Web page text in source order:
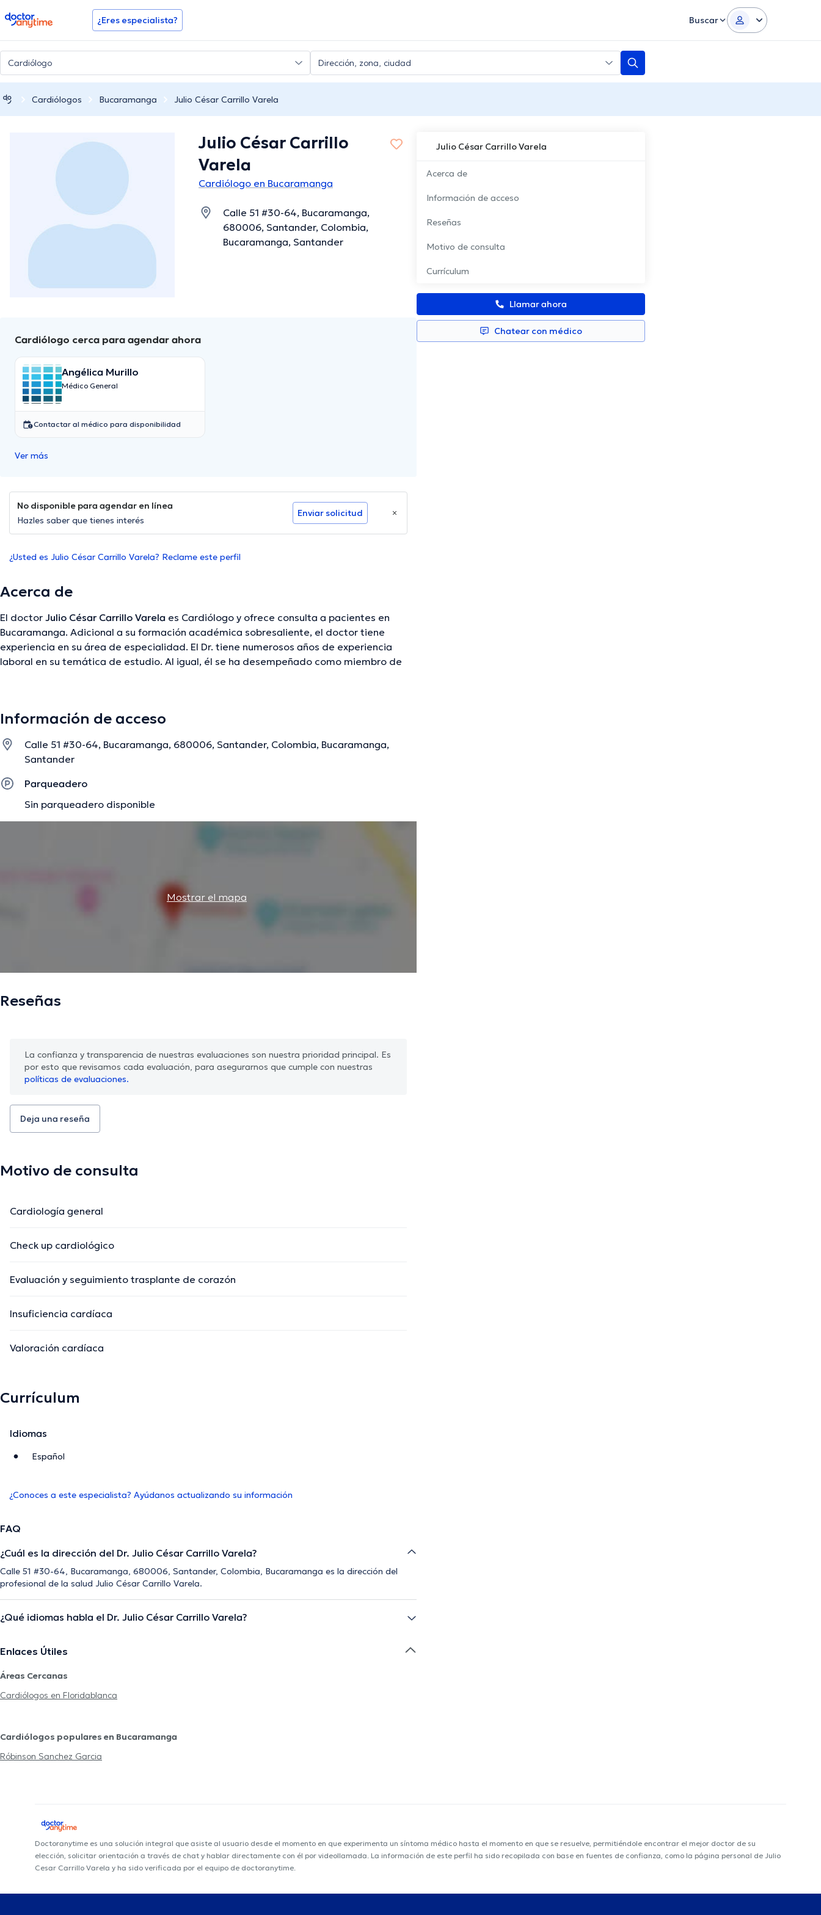
doctoranytime ¿Eres especialista? Buscar
Cardiólogos Bucaramanga Julio César Carrillo Varela
Julio César Carrillo Varela
Acerca de
Información de acceso
Reseñas
Motivo de consulta
Currículum
Llamar ahora
Chatear con médico
Julio César Carrillo
Varela
Cardiólogo en Bucaramanga
Calle 51 #30-64, Bucaramanga,
680006, Santander, Colombia,
Bucaramanga, Santander
Cardiólogo cerca para agendar ahora
Angélica Murillo
Médico General
Contactar al médico para disponibilidad
Ver más
No disponible para agendar en línea
Hazles saber que tienes interés
Enviar solicitud
¿Usted es Julio César Carrillo Varela? Reclame este perfil
Acerca de
El doctor Julio César Carrillo Varela es Cardiólogo y ofrece consulta a pacientes en
Bucaramanga. Adicional a su formación académica sobresaliente, el doctor tiene
experiencia en su área de especialidad. El Dr. tiene numerosos años de experiencia
laboral en su temática de estudio. Al igual, él se ha desempeñado como miembro de
médico puede hablar en Español.
La descripción fue editada por el equipo de doctoranytime, con base en información verificada.
Información de acceso
Calle 51 #30-64, Bucaramanga, 680006, Santander, Colombia, Bucaramanga,
Santander
Parqueadero
Sin parqueadero disponible
Mostrar el mapa
Reseñas
La confianza y transparencia de nuestras evaluaciones son nuestra prioridad principal. Es
por esto que revisamos cada evaluación, para asegurarnos que cumple con nuestras
políticas de evaluaciones.
Deja una reseña
Motivo de consulta
Cardiología general
Check up cardiológico
Evaluación y seguimiento trasplante de corazón
Insuficiencia cardíaca
Valoración cardíaca
Currículum
Idiomas
Español
¿Conoces a este especialista? Ayúdanos actualizando su información
FAQ
¿Cuál es la dirección del Dr. Julio César Carrillo Varela?
Calle 51 #30-64, Bucaramanga, 680006, Santander, Colombia, Bucaramanga es la dirección del
profesional de la salud Julio César Carrillo Varela.
¿Qué idiomas habla el Dr. Julio César Carrillo Varela?
Enlaces Útiles
Áreas Cercanas
Cardiólogos en Floridablanca
Cardiólogos populares en Bucaramanga
Róbinson Sanchez Garcia
Doctoranytime es una solución integral que asiste al usuario desde el momento en que experimenta un síntoma médico hasta el momento en que se resuelve, permitiéndole encontrar el mejor doctor de su
elección, solicitar orientación a través de chat y hablar directamente con él por videollamada. La información de este perfil ha sido recopilada con base en fuentes de confianza, como la página personal de Julio
Cesar Carrillo Varela y ha sido verificada por el equipo de doctoranytime.